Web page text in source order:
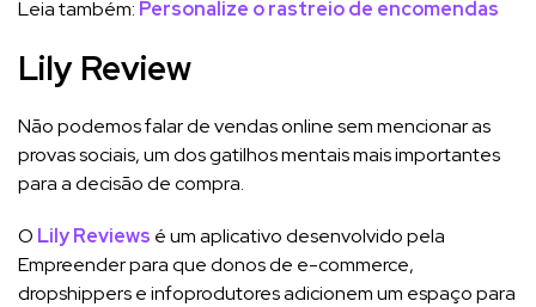
Leia também: Personalize o rastreio de encomendas
Lily Review
Não podemos falar de vendas online sem mencionar as
provas sociais, um dos gatilhos mentais mais importantes
para a decisão de compra.
O Lily Reviews é um aplicativo desenvolvido pela
Empreender para que donos de e-commerce,
dropshippers e infoprodutores adicionem um espaço para